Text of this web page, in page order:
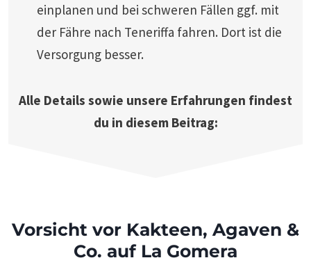
einplanen und bei schweren Fällen ggf. mit
der Fähre nach Teneriffa fahren. Dort ist die
Versorgung besser.
Alle Details sowie unsere Erfahrungen findest
du in diesem Beitrag:
Vorsicht vor Kakteen, Agaven &
Co. auf La Gomera